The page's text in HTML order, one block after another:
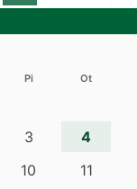
Pi Ot
3
4
10
11